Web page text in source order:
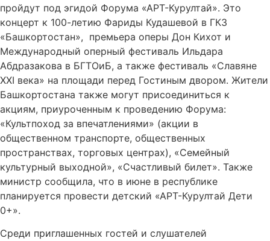
пройдут под эгидой Форума «АРТ-Курултай». Это
концерт к 100-летию Фариды Кудашевой в ГКЗ
«Башкортостан», премьера оперы Дон Кихот и
Международный оперный фестиваль Ильдара
Абдразакова в БГТОиБ, а также фестиваль «Славяне
XXI века» на площади перед Гостиным двором. Жители
Башкортостана также могут присоединиться к
акциям, приуроченным к проведению Форума:
«Культпоход за впечатлениями» (акции в
общественном транспорте, общественных
пространствах, торговых центрах), «Семейный
культурный выходной», «Счастливый билет». Также
министр сообщила, что в июне в республике
планируется провести детский «АРТ-Курултай Дети
0+».
Среди приглашенных гостей и слушателей